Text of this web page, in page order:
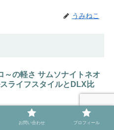
うみねこ
～の軽さ サムソナイトネオ
ライフスタイルとDLX比
がバージョンアップ。ネオパル
お問い合わせ プロフィール